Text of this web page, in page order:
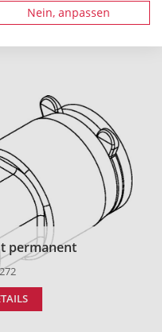
Nein, anpassen
permanent